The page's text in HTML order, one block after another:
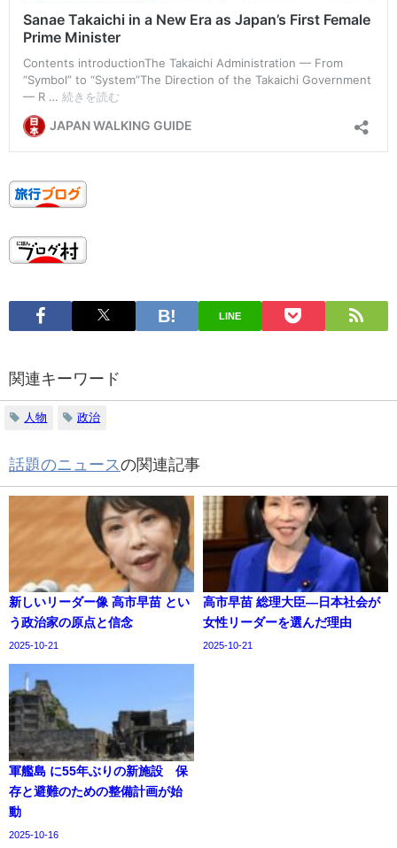
LINE
関連キーワード
人物 政治
話題のニュースの関連記事
新しいリーダー像 高市早苗 とい
う政治家の原点と信念
2025-10-21
高市早苗 総理大臣―日本社会が
女性リーダーを選んだ理由
2025-10-21
軍艦島 に55年ぶりの新施設 保
存と避難のための整備計画が始
動
2025-10-16